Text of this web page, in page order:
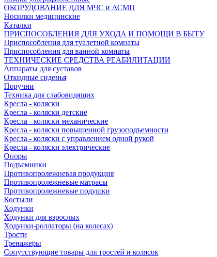
ОБОРУДОВАНИЕ ДЛЯ МЧС и АСМП
Носилки медицинские
Каталки
ПРИСПОСОБЛЕНИЯ ДЛЯ УХОДА И ПОМОЩИ В БЫТУ
Приспособления для туалетной комнаты
Приспособления для ванной комнаты
ТЕХНИЧЕСКИЕ СРЕДСТВА РЕАБИЛИТАЦИИ
Аппараты для суставов
Откидные сиденья
Поручни
Техника для слабовидящих
Кресла - коляски
Кресла - коляски детские
Кресла - коляски механические
Кресла - коляски повышенной грузоподъемности
Кресла - коляски с управлением одной рукой
Кресла - коляски электрические
Опоры
Подъемники
Противопролежневая продукция
Противопролежневые матрасы
Противопролежневые подушки
Костыли
Ходунки
Ходунки для взрослых
Ходунки-роллаторы (на колесах)
Трости
Тренажеры
Сопутствующие товары для тростей и колясок